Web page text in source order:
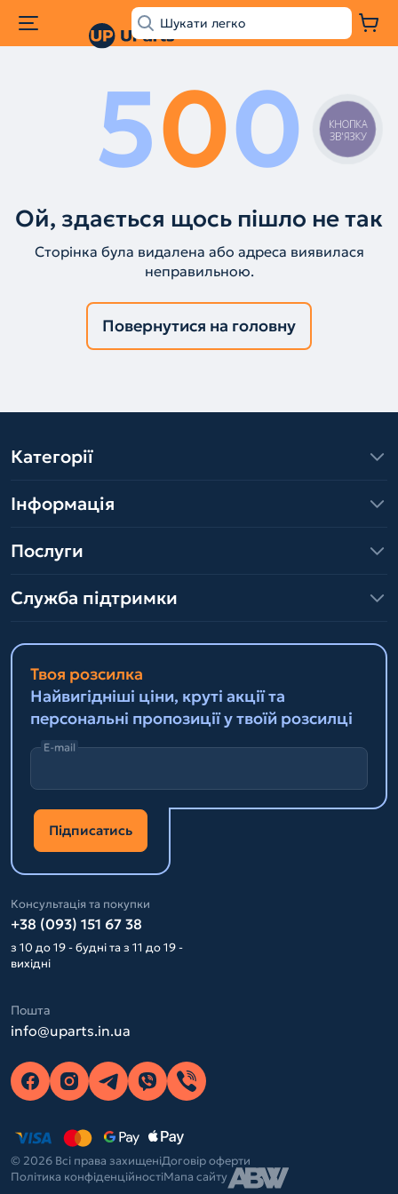
500
Ой, здається щось пішло не так
Сторінка була видалена або адреса виявилася
неправильною.
Повернутися на головну
Категорії
Інформація
Послуги
Служба підтримки
Твоя розсилка
Найвигідніші ціни, круті акції та
персональні пропозиції у твоїй розсилці
E-mail
Підписатись
Консультація та покупки
+38 (093) 151 67 38
з 10 до 19 - будні та з 11 до 19 -
вихідні
Пошта
info@uparts.in.ua
© 2026 Всі права захищеніДоговір оферти
Політика конфіденційностіМапа сайту
КНОПКА
ЗВ'ЯЗКУ